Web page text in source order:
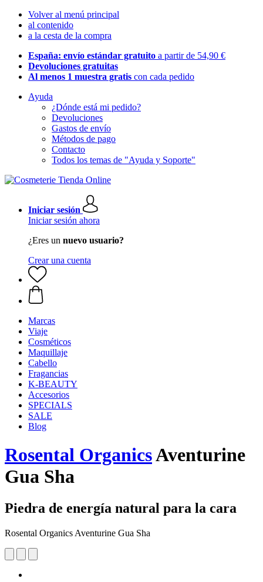
Volver al menú principal
al contenido
a la cesta de la compra
España: envío estándar gratuito a partir de 54,90 €
Devoluciones gratuitas
Al menos 1 muestra gratis con cada pedido
Ayuda
¿Dónde está mi pedido?
Devoluciones
Gastos de envío
Métodos de pago
Contacto
Todos los temas de "Ayuda y Soporte"
Iniciar sesión
Iniciar sesión ahora
¿Eres un nuevo usuario?
Crear una cuenta
Marcas
Viaje
Cosméticos
Maquillaje
Cabello
Fragancias
K-BEAUTY
Accesorios
SPECIALS
SALE
Blog
Rosental OrganicsAventurine
Gua Sha
Piedra de energía natural para la cara
Rosental Organics Aventurine Gua Sha